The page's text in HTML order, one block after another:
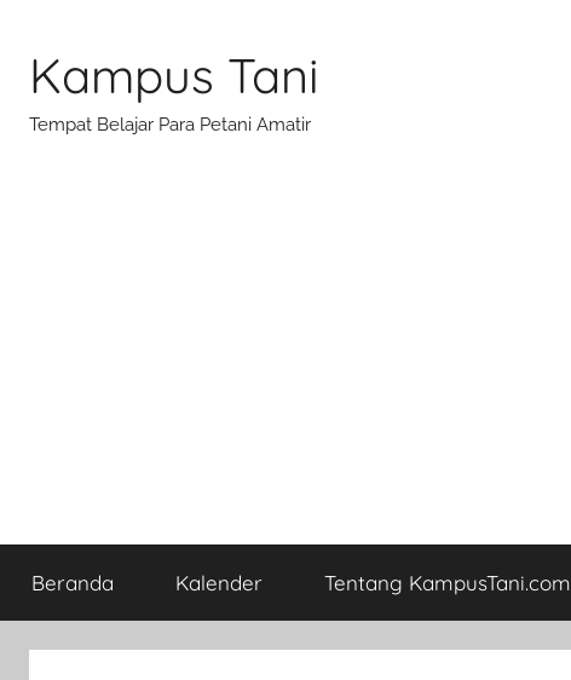
content
Kampus Tani
Tempat Belajar Para Petani Amatir
Beranda Kalender Tentang KampusTani.com